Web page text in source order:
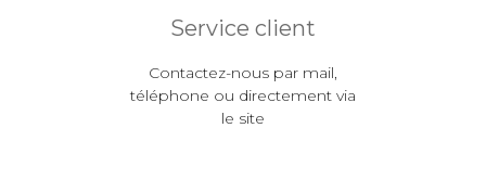
Service client
Contactez-nous par mail,
téléphone ou directement via
le site